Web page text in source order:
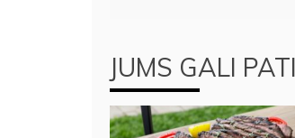
įrašų
JUMS GALI